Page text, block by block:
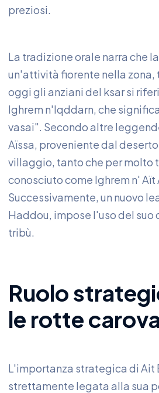
preziosi.
La tradizione orale narra che
un'attività fiorente nella zona,
oggi gli anziani del ksar si
Ighrem n'Iqddarn, che
vasai". Secondo altre
Aïssa, proveniente dal
villaggio, tanto che per molto
conosciuto come Ighrem n' Aït
Successivamente, un nuovo
Haddou, impose l'uso del
tribù.
Ruolo
le rotte
L'importanza strategica di Ait
strettamente legata alla sua